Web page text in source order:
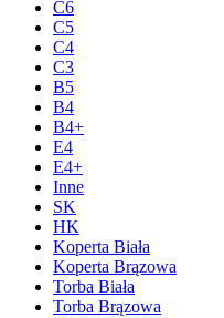
C6
C5
C4
C3
B5
B4
B4+
E4
E4+
Inne
SK
HK
Koperta Biała
Koperta Brązowa
Torba Biała
Torba Brązowa